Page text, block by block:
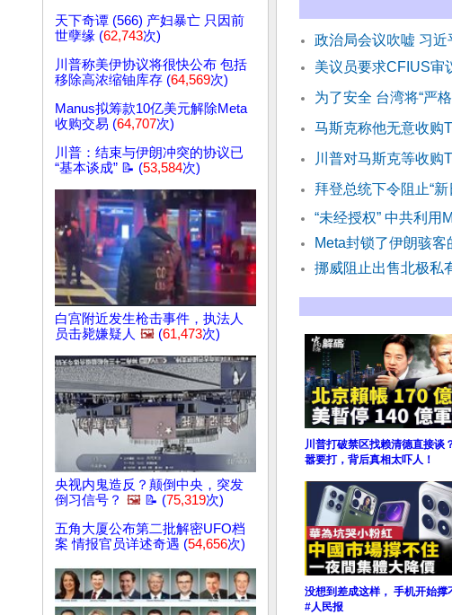
天下奇谭 (566) 产妇暴亡 只因前
世孽缘 (62,743次)
川普称美伊协议将很快公布 包括
移除高浓缩铀库存 (64,569次)
Manus拟筹款10亿美元解除Meta
收购交易 (64,707次)
川普：结束与伊朗冲突的协议已
“基本谈成” 📝 (53,584次)
白宫附近发生枪击事件，执法人
员击毙嫌疑人 🖼️ (61,473次)
央视内鬼造反？颠倒中央，突发
倒习信号？ 🖼️ 📝 (75,319次)
五角大厦公布第二批解密UFO档
案 情报官员详述奇遇 (54,656次)
政治局会议吹嘘 习
美议员要求CFIUS审
为了安全 台湾将“严
马斯克称他无意收购
川普对马斯克等收购
拜登总统下令阻止“
“未经授权” 中共利用
Meta封锁了伊朗骇
挪威阻止出售北极私
川普打破禁区找赖清德直接谈
嚣要打，背后真相太吓人！
没想到差成这样， 手机开始撑
#人民报